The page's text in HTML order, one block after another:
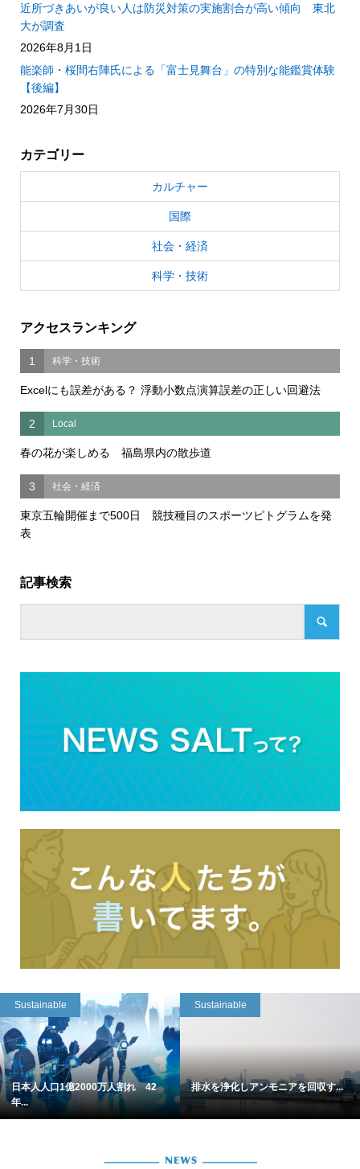
近所づきあいが良い人は防災対策の実施割合が高い傾向 東北
大が調査
2026年8月1日
能楽師・桜間右陣氏による「富士見舞台」の特別な能鑑賞体験
【後編】
2026年7月30日
カテゴリー
カルチャー
国際
社会・経済
科学・技術
アクセスランキング
1 科学・技術
Excelにも誤差がある？ 浮動小数点演算誤差の正しい回避法
2 Local
春の花が楽しめる 福島県内の散歩道
3 社会・経済
東京五輪開催まで500日 競技種目のスポーツピトグラムを発
表
記事検索
Sustainable
日本人人口1億2000万人割れ 42
年...
Sustainable
排水を浄化しアンモニアを回収す...